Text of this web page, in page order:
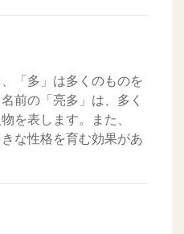
「多」は多くのものを
前の「亮多」は、多く
を表します。また、
な性格を育む効果があ